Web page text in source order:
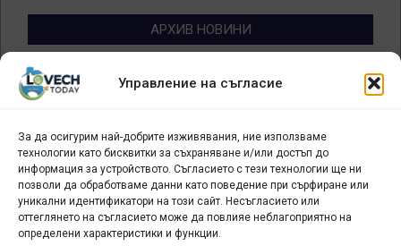
Управление на съгласие
За да осигурим най-добрите изживявания, ние използваме
технологии като бисквитки за съхраняване и/или достъп до
информация за устройството. Съгласието с тези технологии ще ни
позволи да обработваме данни като поведение при сърфиране или
уникални идентификатори на този сайт. Несъгласието или
оттеглянето на съгласието може да повлияе неблагоприятно на
определени характеристики и функции.
АРХИВ НОВИНИ
Архив
новини
БИЗНЕС
Арт галерия "Мостове" – магазин за изкуство
СЕВЕРОЗАПАДА ИНФОРМАЦИОНЕН БИЗНЕС
ТУРИСТИЧЕСКИ КЛЪСТЕР